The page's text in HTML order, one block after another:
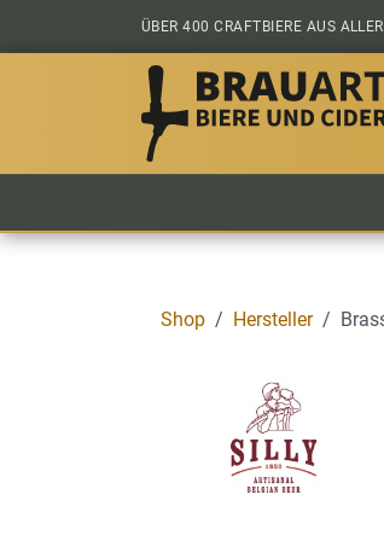
Zum Inhalt springen
ÜBER 400 CRAFTBIERE AUS
Shop Hersteller